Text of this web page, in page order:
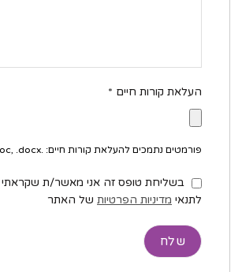
העלאת קורות חיים *
פורמטים נתמכים להעלאת קורות חיים: .pdf, .doc, .docx
בשליחת טופס זה אני מאשר/ת שקראתי
לתנאי מדיניות הפרטיות של האתר